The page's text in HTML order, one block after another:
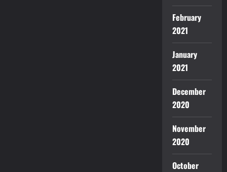
February
2021
January
2021
December
2020
November
2020
October